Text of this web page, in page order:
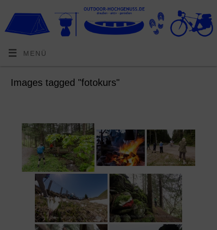
MENÜ
Images tagged "fotokurs"